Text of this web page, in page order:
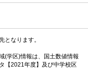
となります。
(学区)情報は、国土数値情報
【2021年度】及び中学校区